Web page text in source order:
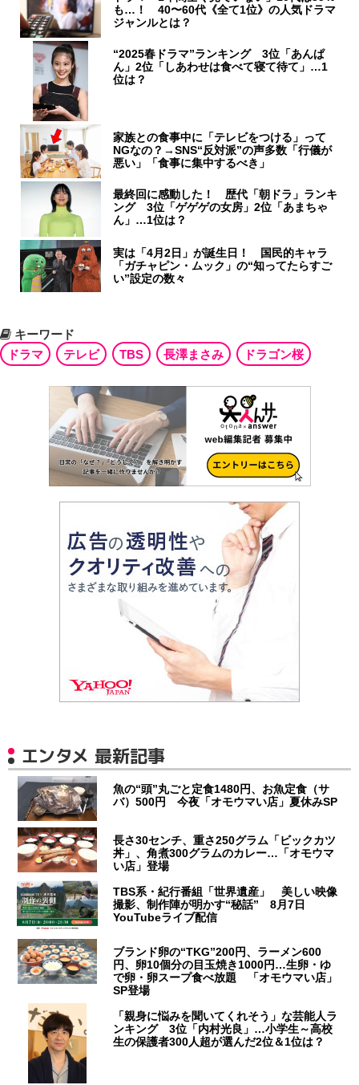
も…！ 40〜60代《全て1位》の人気ドラマ
ジャンルとは？
“2025春ドラマ”ランキング 3位「あんぱ
ん」2位「しあわせは食べて寝て待て」…1
位は？
家族との食事中に「テレビをつける」って
NGなの？→SNS“反対派”の声多数「行儀が
悪い」「食事に集中するべき」
最終回に感動した！ 歴代「朝ドラ」ランキ
ング 3位「ゲゲゲの女房」2位「あまちゃ
ん」…1位は？
実は「4月2日」が誕生日！ 国民的キャラ
「ガチャピン・ムック」の“知ってたらすご
い”設定の数々
キーワード
ドラマ
テレビ TBS 長澤まさみ ドラゴン桜
エンタメ 最新記事
魚の“頭”丸ごと定食1480円、お魚定食（サ
バ）500円 今夜「オモウマい店」夏休みSP
長さ30センチ、重さ250グラム「ビックカツ
丼」、角煮300グラムのカレー…「オモウマ
い店」登場
TBS系・紀行番組「世界遺産」 美しい映像
撮影、制作陣が明かす“秘話” 8月7日
YouTubeライブ配信
ブランド卵の“TKG”200円、ラーメン600
円、卵10個分の目玉焼き1000円…生卵・ゆ
で卵・卵スープ食べ放題 「オモウマい店」
SP登場
「親身に悩みを聞いてくれそう」な芸能人ラ
ンキング 3位「内村光良」…小学生～高校
生の保護者300人超が選んだ2位＆1位は？